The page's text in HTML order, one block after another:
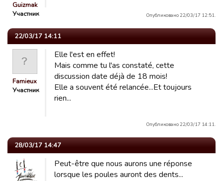
Guizmak
Участник
Опубликовано 22/03/17 12:51.
22/03/17 14:11
Famieux
Участник
Elle l'est en effet!
Mais comme tu l'as constaté, cette
discussion date déjà de 18 mois!
Elle a souvent été relancée...Et toujours
rien...
Опубликовано 22/03/17 14:11.
28/03/17 14:47
Peut-être que nous aurons une réponse
lorsque les poules auront des dents...